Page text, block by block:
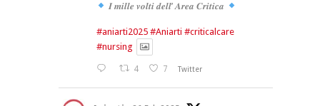
𝑰 𝒎𝒊𝒍𝒍𝒆 𝒗𝒐𝒍𝒕𝒊 𝒅𝒆𝒍𝒍’ 𝑨𝒓𝒆𝒂 𝑪𝒓𝒊𝒕𝒊𝒄𝒂
#aniarti2025 #Aniarti #criticalcare
#nursing
4 7 Twitter